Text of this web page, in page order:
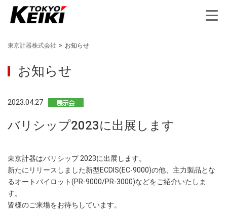
東京計器株式会社 > お知らせ
お知らせ
2023.04.27
バリシップ2023に出展します
東京計器はバリシップ 2023に出展します。
新たにリリースしました新型ECDIS(EC-9000)の他、主力製品とな
るオートパイロット(PR-9000/PR-3000)などをご紹介いたしま
す。
皆様のご来場をお待ちしています。